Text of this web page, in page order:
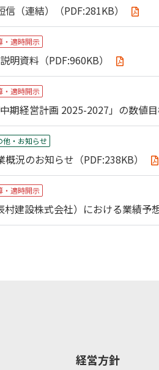
（連結）（PDF:281KB）
・適時開示
明資料（PDF:960KB）
・適時開示
中期経営計画 2025-2027」の数値
他・お知らせ
況のお知らせ（PDF:238KB）
・適時開示
建設株式会社）における業績予
経営方針